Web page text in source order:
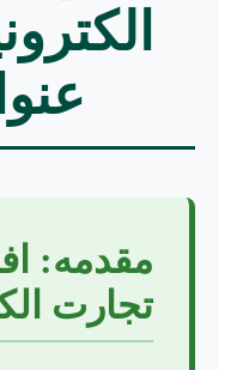
مقدمه:
تجارت